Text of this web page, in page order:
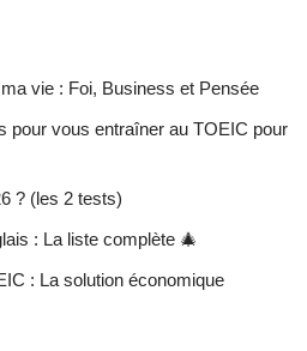
vie : Foi, Business et Pensée
pour vous entraîner au TOEIC pour
? (les 2 tests)
: La liste complète 🎄
: La solution économique